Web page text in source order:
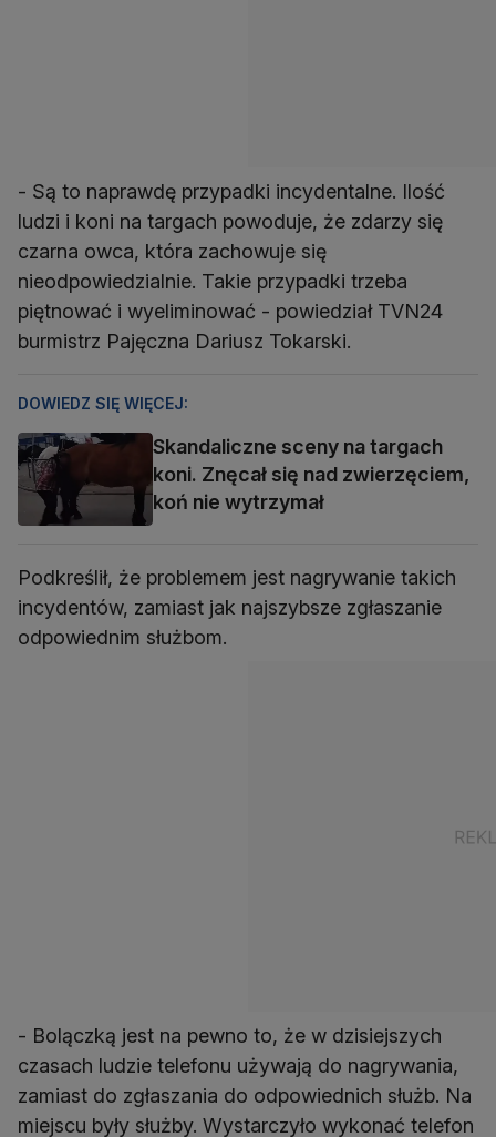
- Są to naprawdę przypadki incydentalne. Ilość
ludzi i koni na targach powoduje, że zdarzy się
czarna owca, która zachowuje się
nieodpowiedzialnie. Takie przypadki trzeba
piętnować i wyeliminować - powiedział TVN24
burmistrz Pajęczna Dariusz Tokarski.
DOWIEDZ SIĘ WIĘCEJ:
Skandaliczne sceny na targach
koni. Znęcał się nad zwierzęciem,
koń nie wytrzymał
Podkreślił, że problemem jest nagrywanie takich
incydentów, zamiast jak najszybsze zgłaszanie
odpowiednim służbom.
- Bolączką jest na pewno to, że w dzisiejszych
czasach ludzie telefonu używają do nagrywania,
zamiast do zgłaszania do odpowiednich służb. Na
miejscu były służby. Wystarczyło wykonać telefon